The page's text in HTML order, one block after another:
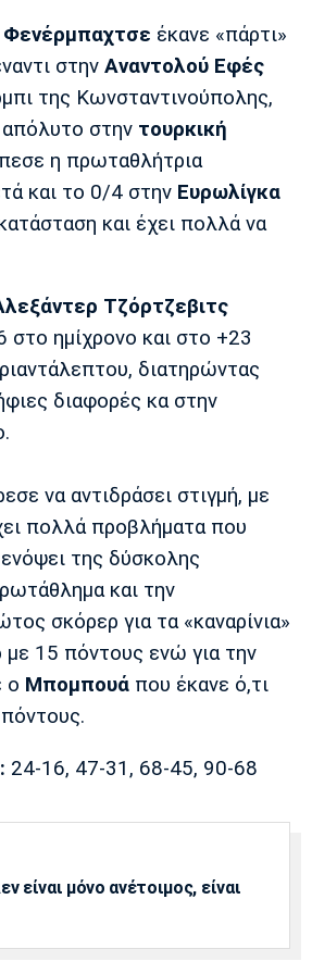
Κηφισιά Πανσερραϊκός
Τσέλσι Άρσεναλ
Μάντσεστερ
Γιουβέντους
Μίλαν Μπάγερν
Ζερμέν
Ερυθρός
Αστέρας
Φενέρμπαχτσε έκανε «πάρτι»
στην Αναντολού Εφές
της Κωνσταντινούπολης,
στην τουρκική
η πρωταθλήτρια
και το 0/4 στην Ευρωλίγκα
και έχει πολλά να
Τζόρτζεβιτς
στο ημίχρονο και στο +23
διατηρώντας
διαφορές κα στην
να αντιδράσει στιγμή, με
πολλά προβλήματα που
της δύσκολης
και την
σκόρερ για τα «καναρίνια»
με 15 πόντους ενώ για την
ο Μπομπουά που έκανε ό,τι
24-16, 47-31, 68-45, 90-68
είναι μόνο ανέτοιμος, είναι